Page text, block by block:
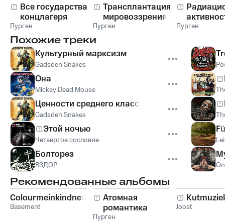
Все государства —
концлагеря
Пурген
Трансплантация
мировоззрения
Пурген Пурген
Похожие треки
Культурный марксизм
Gadsden Snakes
Она
Mickey Dead Mouse
Ценности среднего класса
Gadsden Snakes
Этой ночью
Четвертое сословие
Болторез
ВЗДОР
Рекомендованные альбомы
Colourmeinkindness
Basement
Атомная
романтика
Пурген
Joost